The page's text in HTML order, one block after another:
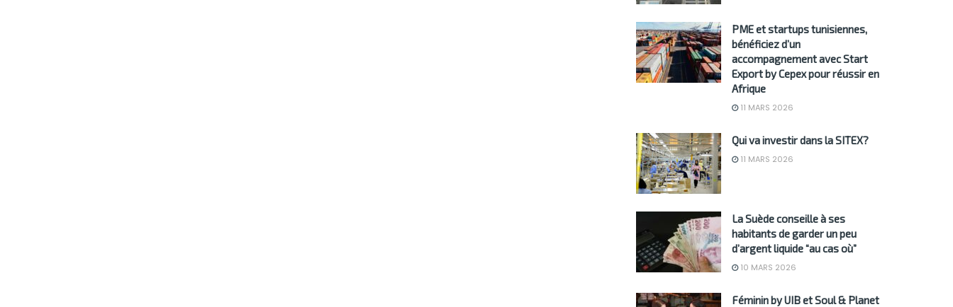
PME et startups tunisiennes,
bénéficiez d’un
accompagnement avec Start
Export by Cepex pour réussir en
Afrique
11 MARS 2026
Qui va investir dans la SITEX?
11 MARS 2026
La Suède conseille à ses
habitants de garder un peu
d’argent liquide “au cas où”
10 MARS 2026
Féminin by UIB et Soul & Planet